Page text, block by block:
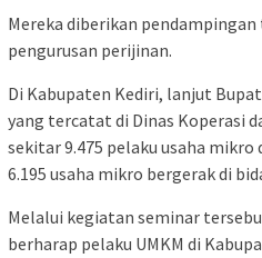
Mereka diberikan
pengurusan perijinan.
Di Kabupaten Kediri, lanjut
yang tercatat di Dinas Koperasi
sekitar 9.475 pelaku usaha
6.195 usaha mikro bergerak di
Melalui kegiatan seminar
berharap pelaku UMKM di